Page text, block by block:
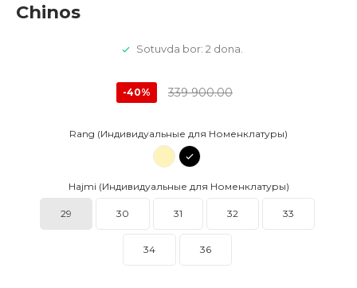
Chinos
Sotuvda bor: 2 dona.
-40% 339 900.00
Rang (Индивидуальные для Номенклатуры)
Hajmi (Индивидуальные для Номенклатуры)
29 30 31 32 33
34 36